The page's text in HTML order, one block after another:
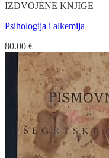
IZDVOJENE KNJIGE
Psihologija i alkemija
80.00 €